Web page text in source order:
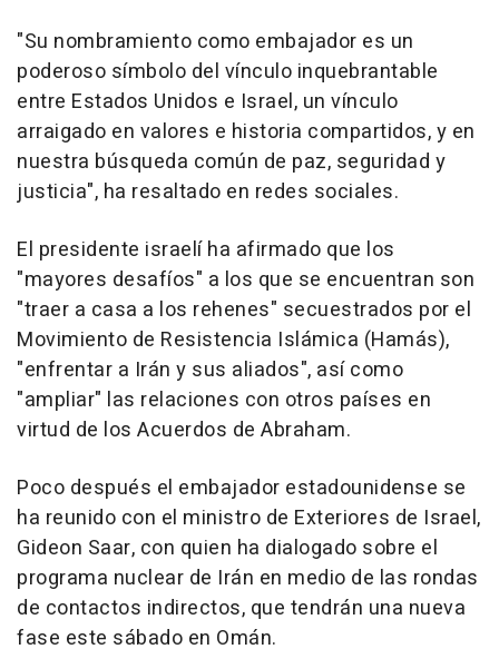
"Su nombramiento como embajador es un
poderoso símbolo del vínculo inquebrantable
entre Estados Unidos e Israel, un vínculo
arraigado en valores e historia compartidos, y en
nuestra búsqueda común de paz, seguridad y
justicia", ha resaltado en redes sociales.
El presidente israelí ha afirmado que los
"mayores desafíos" a los que se encuentran son
"traer a casa a los rehenes" secuestrados por el
Movimiento de Resistencia Islámica (Hamás),
"enfrentar a Irán y sus aliados", así como
"ampliar" las relaciones con otros países en
virtud de los Acuerdos de Abraham.
Poco después el embajador estadounidense se
ha reunido con el ministro de Exteriores de Israel,
Gideon Saar, con quien ha dialogado sobre el
programa nuclear de Irán en medio de las rondas
de contactos indirectos, que tendrán una nueva
fase este sábado en Omán.